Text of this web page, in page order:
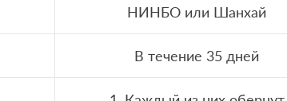
НИНБО или Шанхай
В течение 35 дней